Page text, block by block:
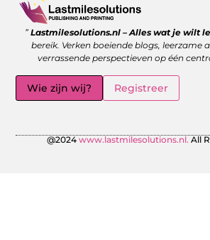
”Lastmilesolutions.nl – Alles wat je wilt
bereik. Verken boeiende blogs, leerzame
verrassende perspectieven op één
Wie zijn wij? Registreer
@2024 www.lastmilesolutions.nl. All